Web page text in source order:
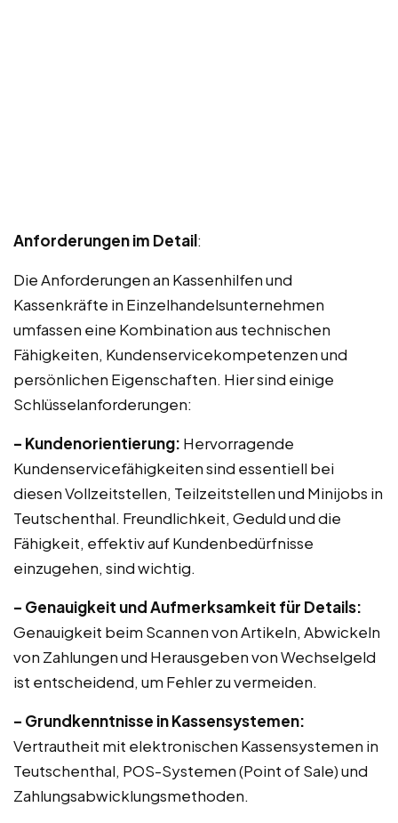
Anforderungen im Detail:
Die Anforderungen an Kassenhilfen und
Kassenkräfte in Einzelhandelsunternehmen
umfassen eine Kombination aus technischen
Fähigkeiten, Kundenservicekompetenzen und
persönlichen Eigenschaften. Hier sind einige
Schlüsselanforderungen:
– Kundenorientierung: Hervorragende
Kundenservicefähigkeiten sind essentiell bei
diesen Vollzeitstellen, Teilzeitstellen und Minijobs in
Teutschenthal. Freundlichkeit, Geduld und die
Fähigkeit, effektiv auf Kundenbedürfnisse
einzugehen, sind wichtig.
– Genauigkeit und Aufmerksamkeit für Details:
Genauigkeit beim Scannen von Artikeln, Abwickeln
von Zahlungen und Herausgeben von Wechselgeld
ist entscheidend, um Fehler zu vermeiden.
– Grundkenntnisse in Kassensystemen:
Vertrautheit mit elektronischen Kassensystemen in
Teutschenthal, POS-Systemen (Point of Sale) und
Zahlungsabwicklungsmethoden.